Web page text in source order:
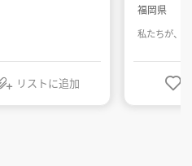
リストに追加
福岡県
私たちが、